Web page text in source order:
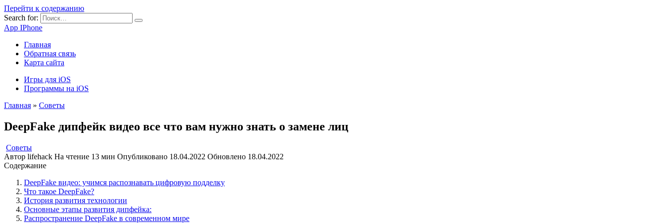
Перейти к содержанию
Search for:
App IPhone
Главная
Обратная связь
Карта сайта
Игры для iOS
Программы на iOS
Главная » Советы
DeepFake дипфейк видео все что вам нужно знать о замене лиц
Советы
Автор lifehack На чтение 13 мин Опубликовано 18.04.2022 Обновлено 18.04.2022
Содержание
DeepFake видео: учимся распознавать цифровую подделку
Что такое DeepFake?
История развития технологии
Основные этапы развития дипфейка:
Распространение DeepFake в современном мире